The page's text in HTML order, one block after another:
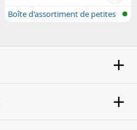
Boîte d'assortiment de petites